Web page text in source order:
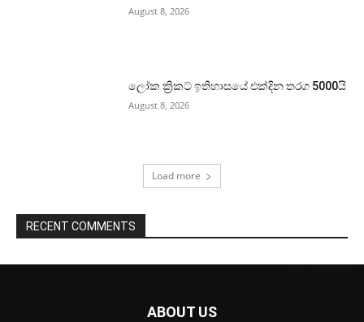
August 8, 2026
ලෝක ක්‍රිකට් ඉතිහාසයේ එක්දින තරග 5000යි
August 8, 2026
Load more
RECENT COMMENTS
ABOUT US